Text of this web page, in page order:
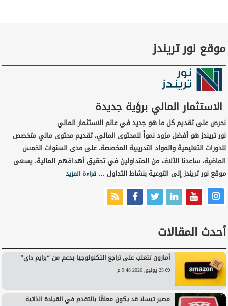
موقع نور تريندز
الاستثمار المالي برؤية جديدة
نحرص على تقديم كل ما هو جديد في عالم الاستثمار المالي
نور تريندز هو أفضل مزود نمواً للمحتوى المالي، تقديم محتوى مالي متخصص
للدورات التعليمية والمواد التدريبية المخصصة. على مدى السنوات الخمس
الماضية، ساعدنا الآلاف من المتداولين في تحقيق أهدافهم المالية، يسعى
موقع نور تريندز إلى التوعية بنشاط التداول …قراءة المزيد
أحدث المقالات
أمازون تتغلب على تراجع التكنولوجيا بدعم من “برايم داي”
25 يونيو, 2026 9:48 م
مصير تيسلا قد يكون معلقًا بالتقدم في القيادة الذاتية